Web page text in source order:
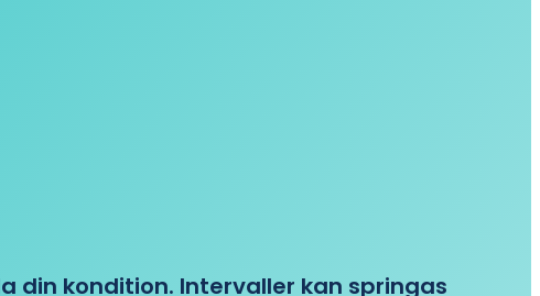
kondition. Intervaller kan springas